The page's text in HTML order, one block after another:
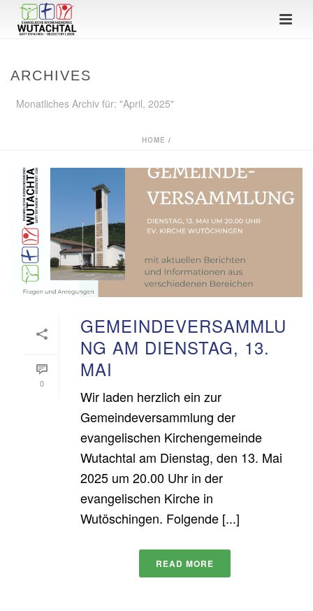
ARCHIVES
Monatliches Archiv für: "April, 2025"
HOME /
0
GEMEINDEVERSAMMLU
NG AM DIENSTAG, 13.
MAI
Wir laden herzlich ein zur
Gemeindeversammlung der
evangelischen Kirchengemeinde
Wutachtal am Dienstag, den 13. Mai
2025 um 20.00 Uhr in der
evangelischen Kirche in
Wutöschingen. Folgende [...]
READ MORE